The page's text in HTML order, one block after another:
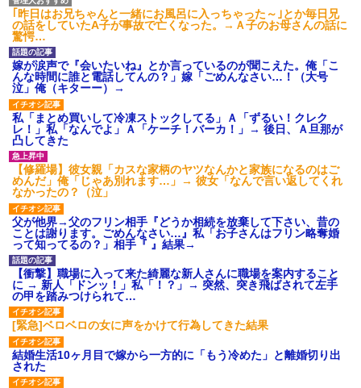
【愕然】白のクラウン俺氏、
高速道路左車線を制限速度で走
った結果wwwwwwwwwwww
百年の恋12-899 食べた量を
張り合ってくる
【悲報】佐藤輝明・・・２軍
でも盛大にやらかす←あまり悲
しませないでくれ
｢昨日はお兄ちゃんと一緒にお風呂に入っちゃった～｣とか毎日兄
の話をしていたA子が事故で亡くなった。→Ａ子のお母さんの話に
驚愕…
嫁が涙声で『会いたいね』とか言っているのが聞こえた。俺「こ
んな時間に誰と電話してんの？」嫁「ごめんなさい…！（大号
泣」俺（キターー）→
私「まとめ買いして冷凍ストックしてる」Ａ「ずるい！クレク
レ！」私「なんでよ」Ａ「ケーチ！バーカ！」→ 後日、Ａ旦那が
凸してきた
【修羅場】彼女親「カスな家柄のヤツなんかと家族になるのはご
めんだ」俺「じゃあ別れます…」→ 彼女「なんで言い返してくれ
なかったの？（泣」
父が他界→父のフリン相手『どうか相続を放棄して下さい、昔の
ことは謝ります。ごめんなさい…』私「お子さんはフリン略奪婚
って知ってるの？」相手『 』結果→
【衝撃】職場に入って来た綺麗な新人さんに職場を案内すること
に → 新人「ドンッ！」私「！？」→ 突然、突き飛ばされて左手
の甲を踏みつけられて…
[緊急]ベロベロの女に声をかけて行為してきた結果
結婚生活10ヶ月目で嫁から一方的に「もう冷めた」と離婚切り出
された